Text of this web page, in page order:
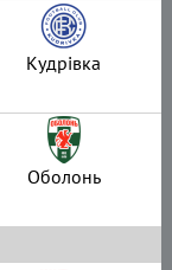
Кудрівка
Оболонь